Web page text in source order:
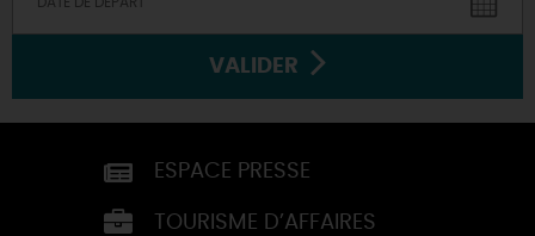
VALIDER
ESPACE PRESSE
TOURISME D’AFFAIRES